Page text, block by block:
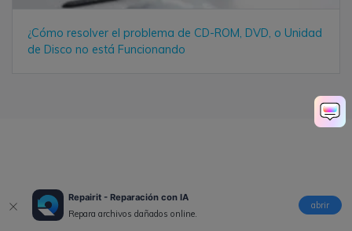
Repairit - Reparación con IA
Repara archivos dañados online.
abrir
¿Cómo resolver el problema de CD-ROM, DVD, o Unidad
de Disco no está Funcionando
Alfonso Cervera
Staff Editor